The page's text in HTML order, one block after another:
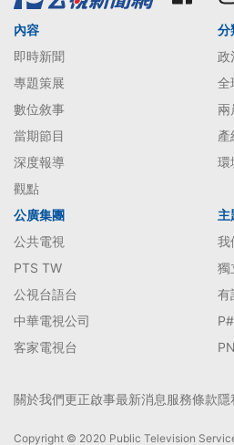
內容
即時新聞
專題策展
數位敘事
當期節目
深度報導
觀點
分
政
全
兩
產
環
公廣集團
公共電視
PTS TW
公視台語台
中華電視公司
客家電視台
主
我
獨
有
關於我們更正啟事最新消息服務條款隱
Copyright © 2020 Public Television